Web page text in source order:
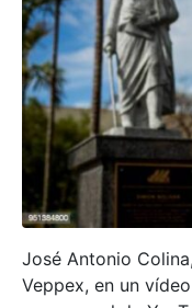
José Antonio
Veppex, en un